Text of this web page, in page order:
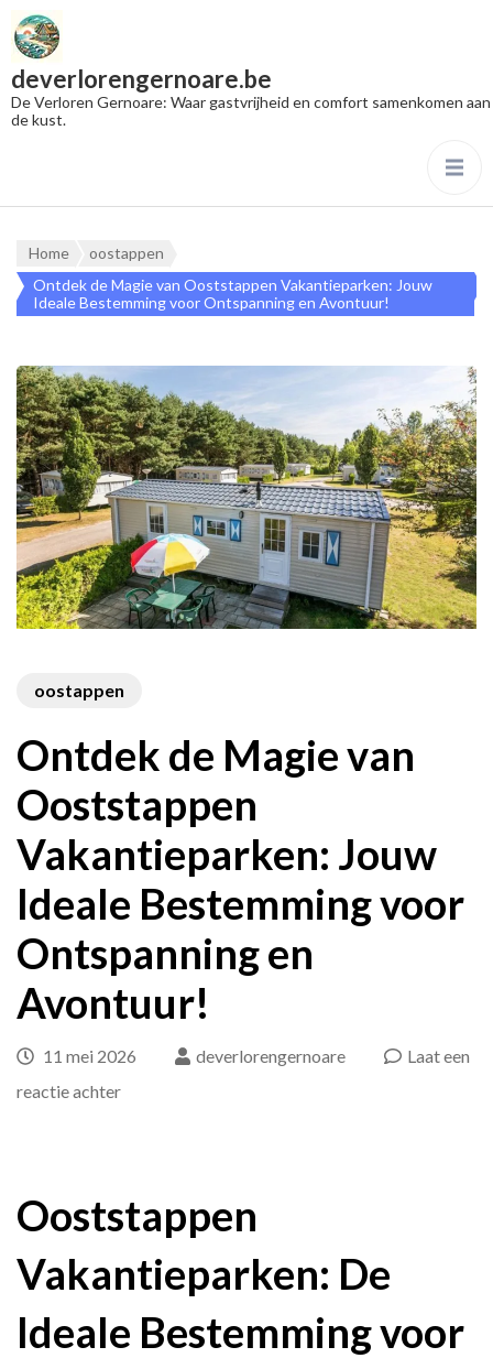
deverlorengernoare.be
De Verloren Gernoare: Waar gastvrijheid en comfort samenkomen aan
de kust.
Home
oostappen
Ontdek de Magie van Ooststappen Vakantieparken: Jouw
Ideale Bestemming voor Ontspanning en Avontuur!
oostappen
Ontdek de Magie van
Ooststappen
Vakantieparken: Jouw
Ideale Bestemming voor
Ontspanning en
Avontuur!
11 mei 2026 deverlorengernoare
Laat een
reactie achterop
van
Ooststappen
Vakantieparken:
Jouw
Ooststappen
Vakantieparken: De
Ideale Bestemming voor